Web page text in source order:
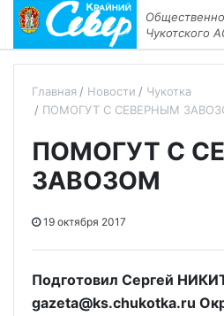
Чукотского
Главная Новости
Чукотка
ПОМОГУТ С СЕВЕРНЫМ
ПОМОГУТ С
ЗАВОЗОМ
19 октября 2017
Подготовил Сергей
gazeta@ks.chukotka.ru